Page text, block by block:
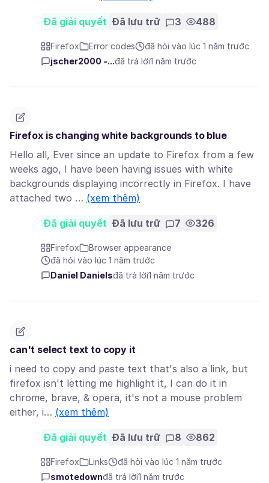
Đã giải quyết Đã lưu trữ 3 488
Firefox Error codes
đã hỏi vào lúc 1 năm trước
jscher2000 -...đã trả lời1 năm trước
Firefox is changing white backgrounds to blue
Hello all, Ever since an update to Firefox from a few
weeks ago, I have been having issues with white
backgrounds displaying incorrectly in Firefox. I have
attached two … (xem thêm)
Đã giải quyết Đã lưu trữ 7 326
Firefox
Browser appearance
đã hỏi vào lúc 1 năm trước
Daniel Danielsđã trả lời1 năm trước
can't select text to copy it
i need to copy and paste text that's also a link, but
firefox isn't letting me highlight it, I can do it in
chrome, brave, & opera, it's not a mouse problem
either, i… (xem thêm)
Đã giải quyết Đã lưu trữ 8 862
Firefox Links
đã hỏi vào lúc 1 năm trước
smotedownđã trả lời1 năm trước